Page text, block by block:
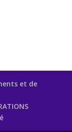
et de